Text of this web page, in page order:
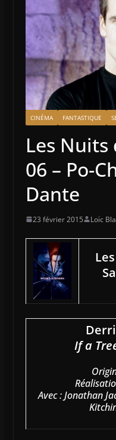
CINÉMA FANTASTIQUE
Les Nuits
06 – Po-
Dante
23 février 2015 Loïc
If a
Avec : Jonathan